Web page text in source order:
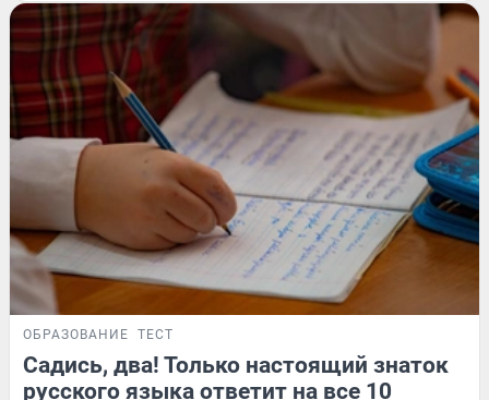
ОБРАЗОВАНИЕ ТЕСТ
Садись, два! Только настоящий знаток
русского языка ответит на все 10